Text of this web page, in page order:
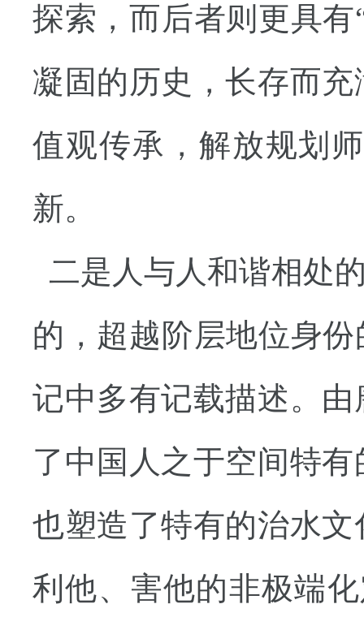
探索，而后者则更具
凝固的历史，长存而
值观传承，解放规划
新。
二是人与人和谐相处
的，超越阶层地位身
记中多有记载描述。
了中国人之于空间特
也塑造了特有的治水
利他、害他的非极端